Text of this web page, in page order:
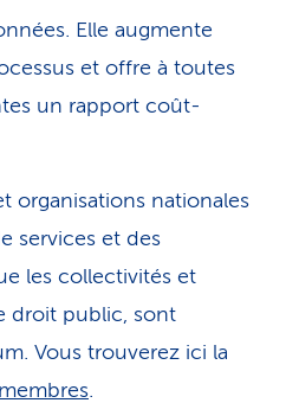
Elle augmente
et offre à toutes
un rapport coût-
organisations nationales
services et des
les collectivités et
droit public, sont
Vous trouverez ici la
.